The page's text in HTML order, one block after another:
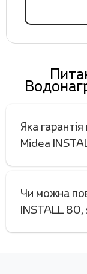
Яка
Midea
Чи можна
INSTALL 80,